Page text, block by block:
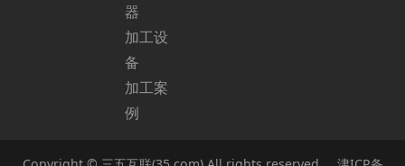
器
加工设
备
加工案
例